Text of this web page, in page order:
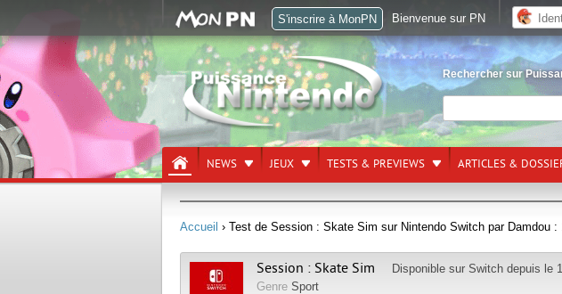
Rechercher sur
NEWS JEUX TESTS & PREVIEWS ARTICLES &
Accueil › Test de Session : Skate Sim sur Nintendo Switch par Damdou :
Session : Skate Sim Disponible sur Switch depuis le
Genre Sport
S'inscrire à MonPN Bienvenue sur PN